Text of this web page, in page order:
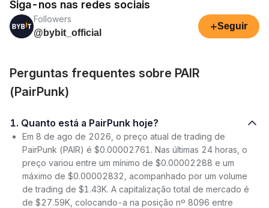
Siga-nos nas redes sociais
Followers
@bybit_official
+Seguir
Perguntas frequentes sobre PAIR
(PairPunk)
1. Quanto está a PairPunk hoje?
Em 8 de ago de 2026, o preço atual de trading de
PairPunk (PAIR) é $0.00002761. Nas últimas 24 horas, o
preço variou entre um mínimo de $0.00002288 e um
máximo de $0.00002832, acompanhado por um volume
de trading de $1.43K. A capitalização total de mercado é
de $27.59K, colocando-a na posição nº 8096 entre